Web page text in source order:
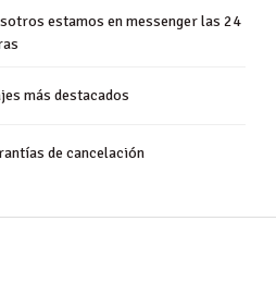
estamos en messenger las 24
más destacados
de cancelación